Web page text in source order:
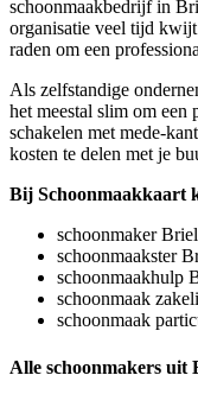
schoonmaakbedrijf in
organisatie veel tijd kwijt
raden om een
Als zelfstandige
het meestal slim om een
schakelen met mede-
kosten te delen met je
Bij Schoonmaakkaart
schoonmaker
schoonmaakster
schoonmaakhulp
schoonmaak
schoonmaak
Alle schoonmakers uit